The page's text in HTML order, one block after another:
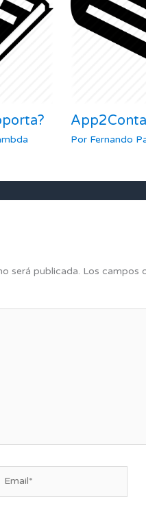
Por Fernando
será publicada. Los campos